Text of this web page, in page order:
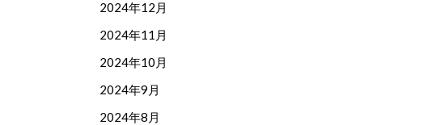
2024年12月
2024年11月
2024年10月
2024年9月
2024年8月